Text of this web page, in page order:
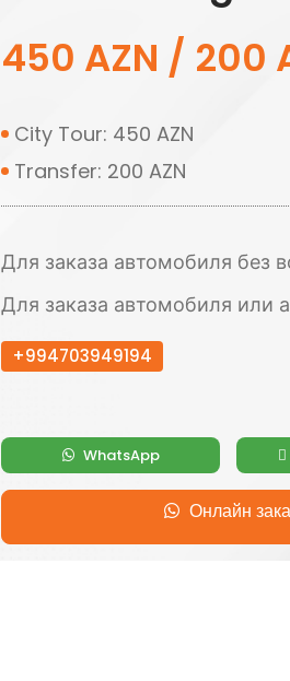
450 AZN / 200
City Tour: 450 AZN
Transfer: 200 AZN
Для заказа автомобиля без
Для заказа автомобиля или
+994703949194
WhatsApp
Онлайн